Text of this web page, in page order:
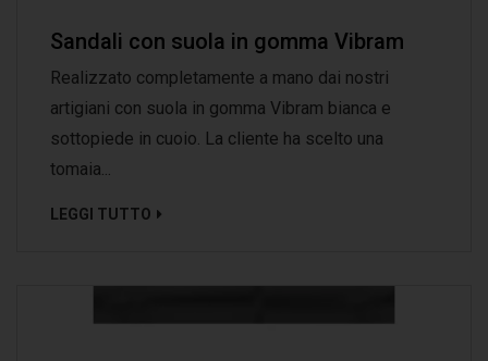
Sandali con suola in gomma Vibram
Realizzato completamente a mano dai nostri
artigiani con suola in gomma Vibram bianca e
sottopiede in cuoio. La cliente ha scelto una
tomaia...
LEGGI TUTTO